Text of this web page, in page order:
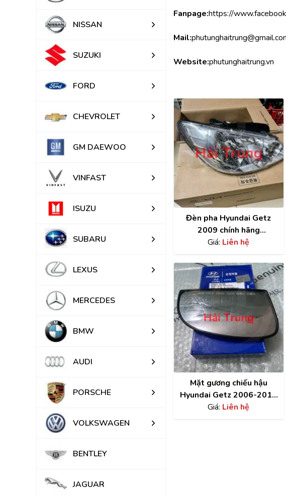
NISSAN
SUZUKI
FORD
CHEVROLET
GM DAEWOO
VINFAST
ISUZU
SUBARU
LEXUS
MERCEDES
BMW
AUDI
PORSCHE
VOLKSWAGEN
BENTLEY
JAGUAR
Fanpage:https://
Mail:
Website:phutunghaitrung.vn
Đèn pha Hyundai Getz
2009 chính hãng
921021C501
Giá: Liên hệ
Mặt gương chiếu hậu
Hyundai Getz 2006-2011
chính hãng 876211C700
Giá: Liên hệ